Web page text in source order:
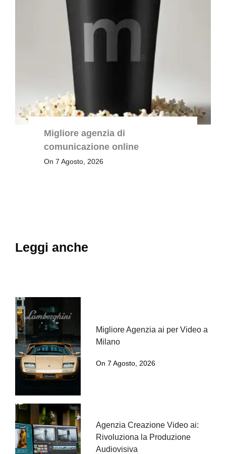
Migliore agenzia di
comunicazione online
On 7 Agosto, 2026
Leggi anche
Migliore Agenzia ai per Video a
Milano
On 7 Agosto, 2026
Agenzia Creazione Video ai:
Rivoluziona la Produzione
Audiovisiva